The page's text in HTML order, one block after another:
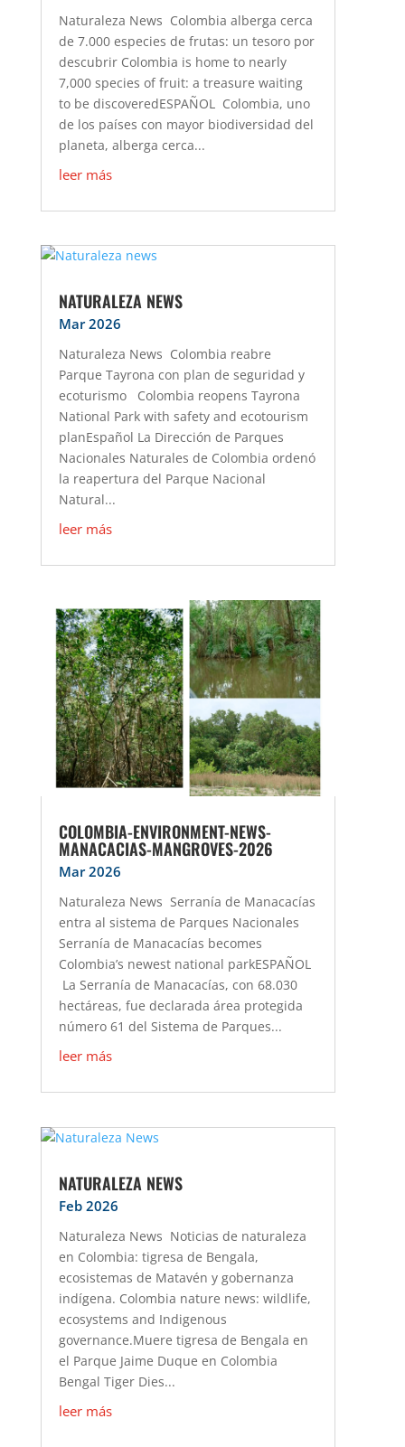
Naturaleza News Colombia alberga cerca
de 7.000 especies de frutas: un tesoro por
descubrir Colombia is home to nearly
7,000 species of fruit: a treasure waiting
to be discoveredESPAÑOL Colombia, uno
de los países con mayor biodiversidad del
planeta, alberga cerca...
leer más
NATURALEZA NEWS
Mar 2026
Naturaleza News Colombia reabre
Parque Tayrona con plan de seguridad y
ecoturismo Colombia reopens Tayrona
National Park with safety and ecotourism
planEspañol La Dirección de Parques
Nacionales Naturales de Colombia ordenó
la reapertura del Parque Nacional
Natural...
leer más
COLOMBIA-ENVIRONMENT-NEWS-
MANACACIAS-MANGROVES-2026
Mar 2026
Naturaleza News Serranía de Manacacías
entra al sistema de Parques Nacionales
Serranía de Manacacías becomes
Colombia’s newest national parkESPAÑOL
La Serranía de Manacacías, con 68.030
hectáreas, fue declarada área protegida
número 61 del Sistema de Parques...
leer más
NATURALEZA NEWS
Feb 2026
Naturaleza News Noticias de naturaleza
en Colombia: tigresa de Bengala,
ecosistemas de Matavén y gobernanza
indígena. Colombia nature news: wildlife,
ecosystems and Indigenous
governance.Muere tigresa de Bengala en
el Parque Jaime Duque en Colombia
Bengal Tiger Dies...
leer más